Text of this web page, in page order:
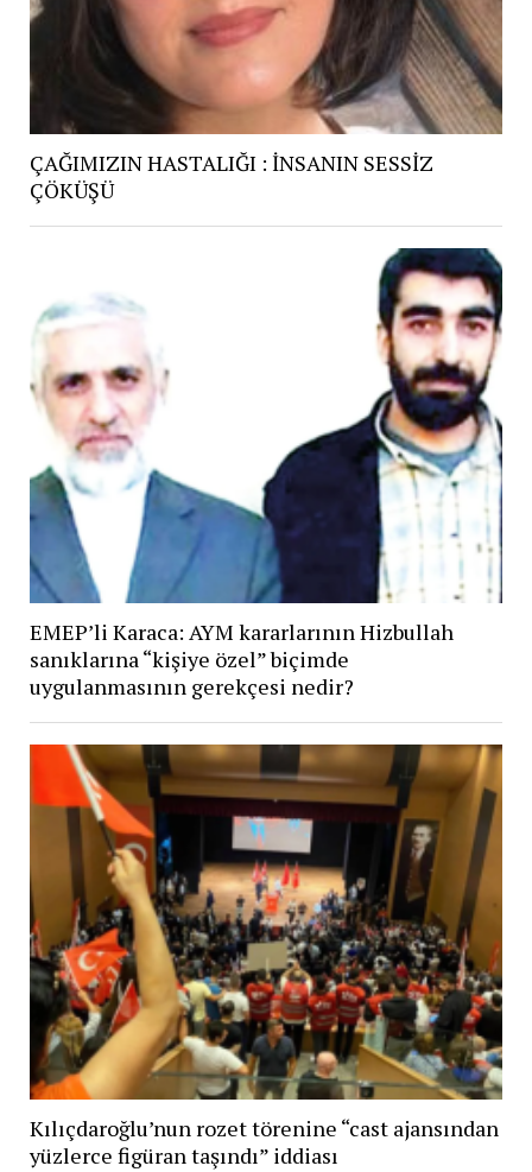
ÇAĞIMIZIN HASTALIĞI : İNSANIN SESSİZ
ÇÖKÜŞÜ
EMEP’li Karaca: AYM kararlarının Hizbullah
sanıklarına “kişiye özel” biçimde
uygulanmasının gerekçesi nedir?
Kılıçdaroğlu’nun rozet törenine “cast ajansından
yüzlerce figüran taşındı” iddiası